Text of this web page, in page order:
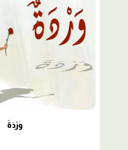
وَرْدَةٌ